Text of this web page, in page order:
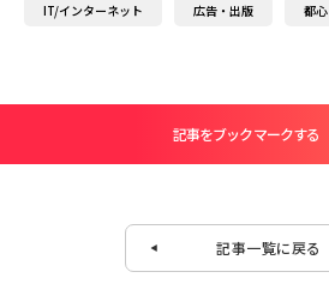
IT/インターネット 広告・出版 都心
記事をブックマークする
記事一覧に戻る